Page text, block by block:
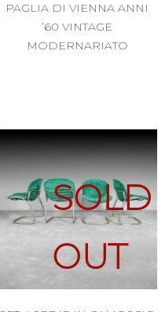
PAGLIA DI VIENNA ANNI
’60 VINTAGE
MODERNARIATO
SOLD
OUT